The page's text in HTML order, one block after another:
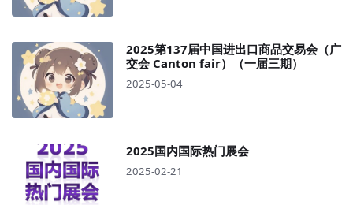
2025第137届中国进出口商品交易会（广
交会 Canton fair）（一届三期）
2025-05-04
2025国内国际热门展会
2025-02-21